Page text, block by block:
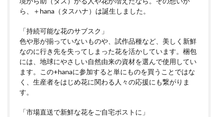
ら、＋hana（タスハナ）は誕生しました。
「持続可能な花のサブスク」
色や形が揃っていないものや、試作品種など、美しく新鮮
なのに行き先を失ってしまった花を活かしています。梱包
には、地球にやさしい自然由来の資材を選んで使用してい
ます。この+hanaに参加すると単にものを買うことではな
く、生産者をはじめ花に関わる人々の応援にも繋がりま
す。
「市場直送で新鮮な花をご自宅ポストに」